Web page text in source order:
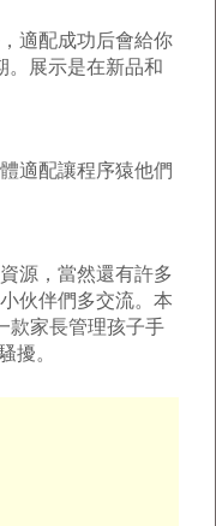
適配成功后會給你
。展示是在新品和
適配讓程序猿他們
源，當然還有許多
伙伴們多交流。本
款家長管理孩子手
擾。